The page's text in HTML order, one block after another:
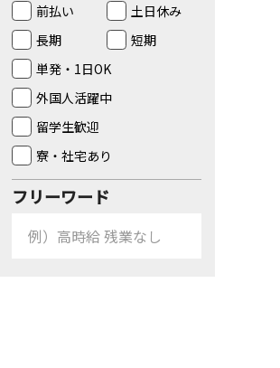
前払い
土日休み
長期
短期
単発・1日OK
外国人活躍中
留学生歓迎
寮・社宅あり
フリーワード